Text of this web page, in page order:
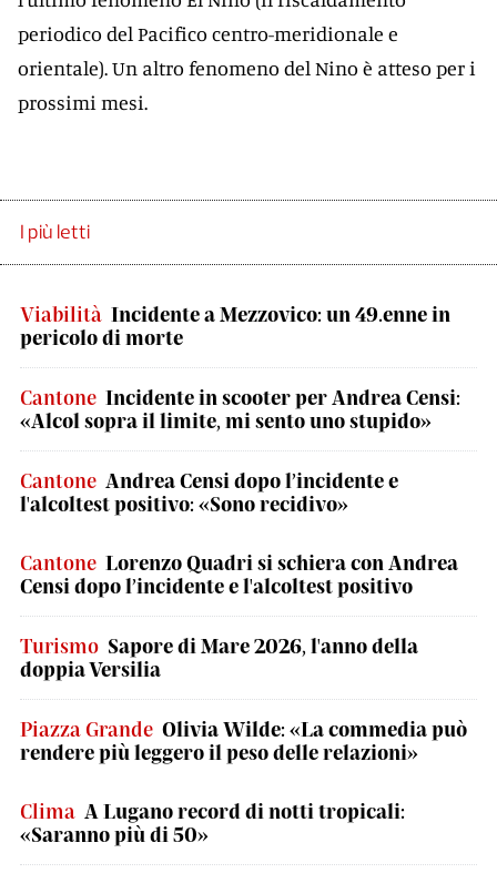
periodico del Pacifico centro-meridionale e
orientale). Un altro fenomeno del Nino è atteso per i
prossimi mesi.
I più letti
Viabilità Incidente a Mezzovico: un 49.enne in
pericolo di morte
Cantone Incidente in scooter per Andrea Censi:
«Alcol sopra il limite, mi sento uno stupido»
Cantone Andrea Censi dopo l’incidente e
l'alcoltest positivo: «Sono recidivo»
Cantone Lorenzo Quadri si schiera con Andrea
Censi dopo l’incidente e l'alcoltest positivo
Turismo Sapore di Mare 2026, l'anno della
doppia Versilia
Piazza Grande Olivia Wilde: «La commedia può
rendere più leggero il peso delle relazioni»
Clima A Lugano record di notti tropicali:
«Saranno più di 50»